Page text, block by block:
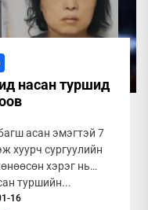
насан туршид
асан эмэгтэй 7
хуурч сургуулийн
хэрэг нь
туршийн...
16